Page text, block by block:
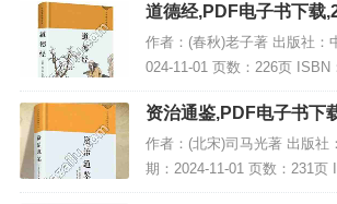
版PDF格...
道德经,PDF电子书下载
作者：(春秋)老子著 出版社：
024-11-01 页数：226页 ISBN
子书大小：260MB [高清扫描
该著...
资治通鉴,PDF电子书下
源
作者：(北宋)司马光著 出版社
期：2024-11-01 页数：231页
51 电子书大小：178MB [高